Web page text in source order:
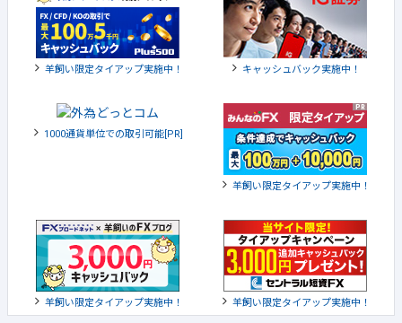
羊飼い限定タイアップ実施中！ キャッシュバック実施中！
1000通貨単位での取引可能[PR]
羊飼い限定タイアップ実施中！
羊飼い限定タイアップ実施中！ 羊飼い限定タイアップ実施中！